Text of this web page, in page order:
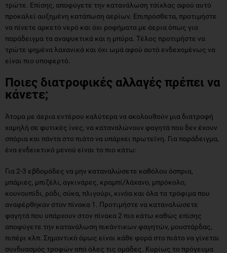
τρώτε. Επίσης, αποφύγετε την κατανάλωση τσίχλας αφού αυτό
προκαλεί αυξημένη κατάπωση αερίων. Επιπρόσθετα, προτιμήστε
να πίνετε αρκετό νερό και όχι ροφήματα με άερια όπως για
παράδειγμα τα αναψυκτικά και η μπύρα. Τέλος προτιμήστε να
τρώτε ψημένα λαχανικά και όχι ωμά αφού αυτό ενδεχομένως να
είναι πιο υποφερτό.
Ποιες διατροφικές αλλαγές πρέπει να
κάνετε;
Άτομα με άερια εντέρου καλύτερα να ακολουθούν μια διατροφή
χαμηλή σε φυτικές ίνες, να καταναλώνουν φαγητά που δεν έχουν
σπόρια και πάντα στο πιάτο να υπάρχει πρωτεϊνη. Για παράδειγμα,
ένα ενδεικτικό μενού είναι το πιο κάτω:
Για 2-3 εβδομάδες να μην καταναλώσετε καθόλου όσπρια,
μπάμιες, μπιζέλι, αγκινάρες, κραμπί/λάχανο, μπρόκολο,
κουνουπίδι, ρόδι, σύκα, πλιγούρι, κινόα και όλα τα τρόφιμα που
αναφέρθηκαν στον πίνακα 1. Προτιμήστε να καταναλώσετε
φαγητά που υπάρχουν στον πίνακα 2 πιο κάτω καθώς επίσης
αποφύγετε την κατανάλωση πικάντικων φαγητών, μουστάρδας,
πιπέρι κλπ. Σημαντικό όμως είναι κάθε φορά στο πιάτο να γίνεται
συνδυασμός τροφών από όλες τις ομάδες. Κυρίως το πρόγευμα